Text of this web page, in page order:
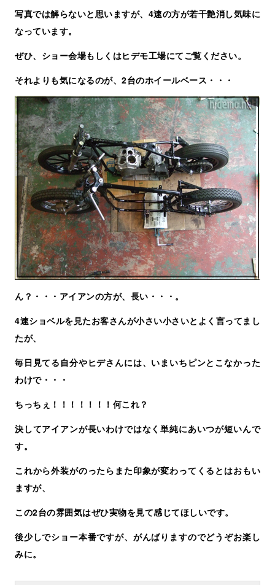
写真では解らないと思いますが、4速の方が若干艶消し気味に
なっています。
ぜひ、ショー会場もしくはヒデモ工場にてご覧ください。
それよりも気になるのが、2台のホイールベース・・・
ん？・・・アイアンの方が、長い・・・。
4速ショベルを見たお客さんが小さい小さいとよく言ってまし
たが、
毎日見てる自分やヒデさんには、いまいちピンとこなかった
わけで・・・
ちっちぇ！！！！！！！何これ？
決してアイアンが長いわけではなく単純にあいつが短いんで
す。
これから外装がのったらまた印象が変わってくるとはおもい
ますが、
この2台の雰囲気はぜひ実物を見て感じてほしいです。
後少しでショー本番ですが、がんばりますのでどうぞお楽し
みに。